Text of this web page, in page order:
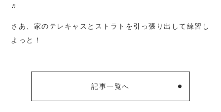
♬
さあ、家のテレキャスとストラトを引っ張り出して練習し
よっと！
記事一覧へ